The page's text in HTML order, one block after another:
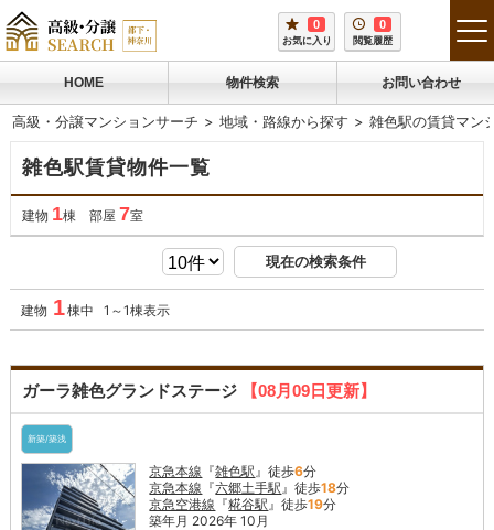
0
お気に入り
0
閲覧履歴
HOME 物件検索 お問い合わせ
高級・分譲マンションサーチ 地域・路線から探す 雑色駅の賃貸マン
雑色駅賃貸物件一覧
建物 1棟 部屋 7室
現在の検索条件
建物 1棟中 1～1棟表示
ガーラ雑色グランドステージ 【08月09日更新】
新築/築浅
京急本線 『雑色駅 』徒歩6分
京急本線 『六郷土手駅 』徒歩18分
京急空港線 『糀谷駅 』徒歩19分
築年月 2026年 10月